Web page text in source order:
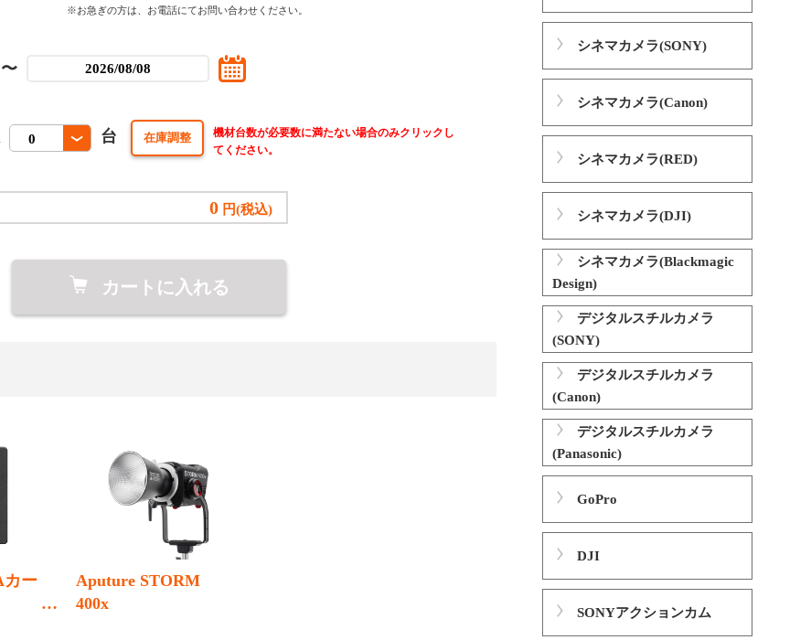
※お急ぎの方は、お電話にてお問い合わせください。
〜
台
機材台数が必要数に満たない場合のみクリックし
てください。
0 円(税込)
カートに入れる
カー
Aputure STORM
400x
シネマカメラ(SONY)
シネマカメラ(Canon)
シネマカメラ(RED)
シネマカメラ(DJI)
シネマカメラ(Blackmagic
Design)
デジタルスチルカメラ
(SONY)
デジタルスチルカメラ
(Canon)
デジタルスチルカメラ
(Panasonic)
GoPro
DJI
SONYアクションカム